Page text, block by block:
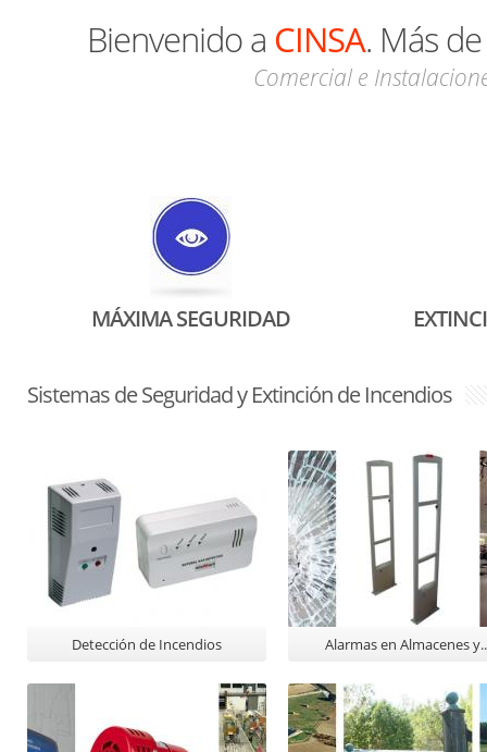
Bienvenido a CINSA. Más
Comercial e
MÁXIMA SEGURIDAD
Sistemas de Seguridad y Extinción de Incendios
Detección de Incendios Alarmas en Almacenes